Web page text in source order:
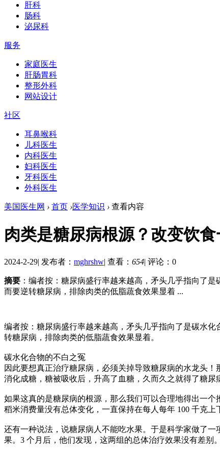
肝科
肠科
泌尿科
服务
家庭医生
肝肠胃科
整形外科
网站设计
社区
耳鼻喉科
儿科医生
内科医生
妇科医生
牙科医生
外科医生
美国医生网 › 首页 ›医学知识 › 查看内容
肉类是糖尿病根源？改变饮
2024-2-29| 发布者： mghrshw| 查看： 654| 评论：0
摘要 ：编者按：糖尿病盛行率越来越高，矛头几乎指向了
而要逆转糖尿病，排除肉类的低脂蔬食效果显着 ...
编者按：糖尿病盛行率越来越高，矛头几乎指向了是碳水
转糖尿病，排除肉类的低脂蔬食效果显着。
碳水化合物的不白之冤
因此要想真正治疗糖尿病，必须关掉导致糖尿病的水龙头
消化成糖，糖被吸收后，升高了血糖，久而久之就得了糖尿
如果这真的是糖尿病的根源，那么我们可以合理地得出一
稻米消费量没有总体变化，一直保持在每人每年 100 千克
还有一种说法，说糖尿病人不能吃水果。于是科学家做了
果。3 个月后，他们发现，这两组的总体治疗效果没有差别